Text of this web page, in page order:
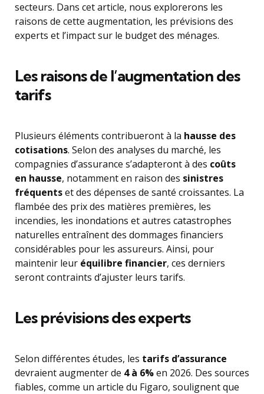
secteurs. Dans cet article, nous explorerons les
raisons de cette augmentation, les prévisions des
experts et l’impact sur le budget des ménages.
Les raisons de l’augmentation des
tarifs
Plusieurs éléments contribueront à la hausse des
cotisations. Selon des analyses du marché, les
compagnies d’assurance s’adapteront à des coûts
en hausse, notamment en raison des sinistres
fréquentset des dépenses de santé croissantes. La
flambée des prix des matières premières, les
incendies, les inondations et autres catastrophes
naturelles entraînent des dommages financiers
considérables pour les assureurs. Ainsi, pour
maintenir leur équilibre financier, ces derniers
seront contraints d’ajuster leurs tarifs.
Les prévisions des experts
Selon différentes études, les tarifs d’assurance
devraient augmenter de 4 à 6%en 2026. Des sources
fiables, comme un article du Figaro, soulignent que